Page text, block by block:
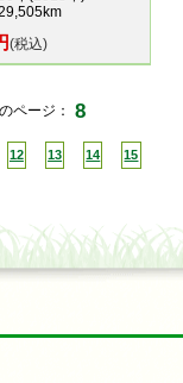
(税込)
ページ： 8
12 13 14 15